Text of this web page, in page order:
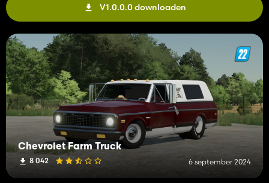
V1.0.0.0 downloaden
Chevrolet Farm Truck
8 042 6 september 2024